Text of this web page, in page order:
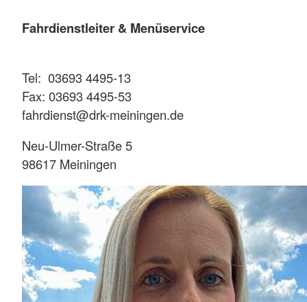
Fahrdienstleiter & Menüservice
Tel: 03693 4495-13
Fax: 03693 4495-53
fahrdienst@drk-meiningen.de
Neu-Ulmer-Straße 5
98617 Meiningen